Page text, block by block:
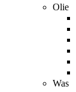
Olie
Was